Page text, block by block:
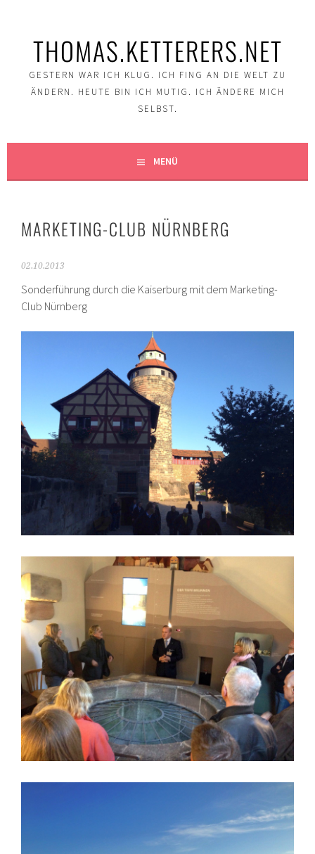
THOMAS.KETTERERS.NET
GESTERN WAR ICH KLUG. ICH FING AN DIE WELT ZU
ÄNDERN. HEUTE BIN ICH MUTIG. ICH ÄNDERE MICH
SELBST.
MENÜ
MARKETING-CLUB NÜRNBERG
02.10.2013
Sonderführung durch die Kaiserburg mit dem Marketing-
Club Nürnberg